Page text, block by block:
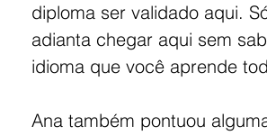
diploma ser validado aqui.
adianta chegar aqui sem
idioma que você aprende
Ana também pontuou